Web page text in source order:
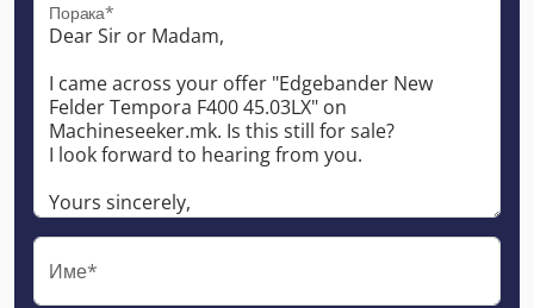
Порака*
Име*